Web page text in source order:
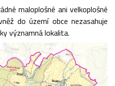
maloplošné ani velkoplošné
do území obce nezasahuje
významná lokalita.